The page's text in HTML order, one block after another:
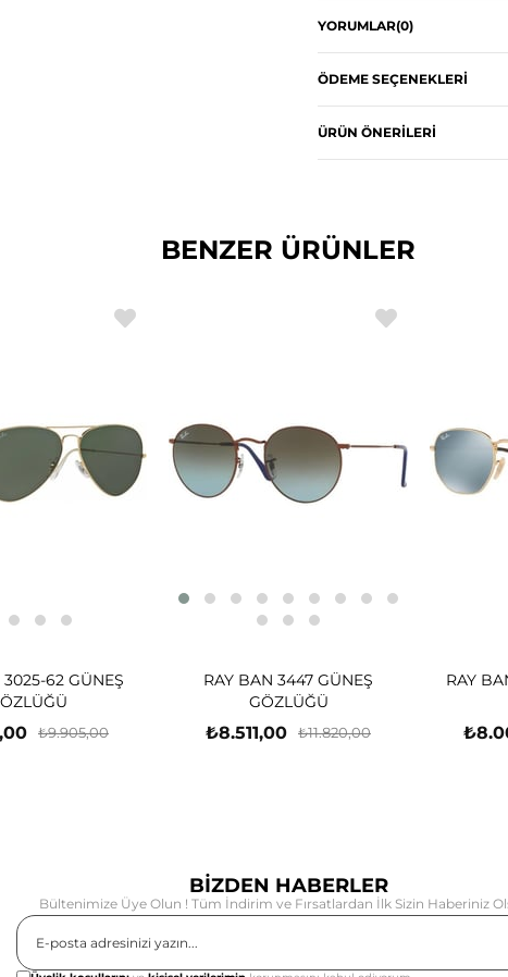
YORUMLAR(0)
ÖDEME SEÇENEKLERI
ÜRÜN ÖNERILERI
BENZER ÜRÜNLER
3025-62 GÜNEŞ
₺9.905,00
RAY BAN 3447 GÜNEŞ
GÖZLÜĞÜ
₺8.511,00 ₺11.820,00
RAY
BİZDEN HABERLER
Bültenimize Üye Olun ! Tüm İndirim ve Fırsatlardan İlk Sizin Haberiniz